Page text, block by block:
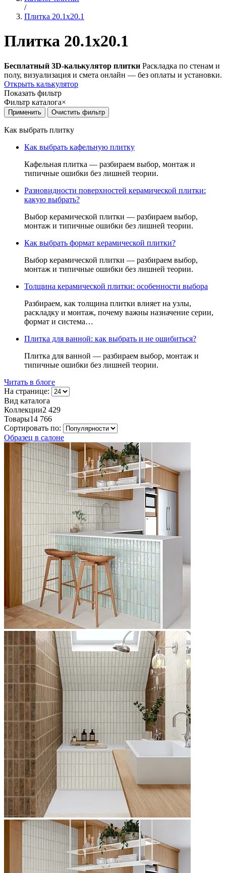
/
Плитка 20.1x20.1
Плитка 20.1x20.1
Бесплатный 3D-калькулятор плитки Раскладка по стенам и
полу, визуализация и смета онлайн — без оплаты и установки.
Открыть калькулятор
Показать фильтр
Фильтр каталога×
Как выбрать плитку
Как выбрать кафельную плитку
Кафельная плитка — разбираем выбор, монтаж и
типичные ошибки без лишней теории.
Разновидности поверхностей керамической плитки:
какую выбрать?
Выбор керамической плитки — разбираем выбор,
монтаж и типичные ошибки без лишней теории.
Как выбрать формат керамической плитки?
Выбор керамической плитки — разбираем выбор,
монтаж и типичные ошибки без лишней теории.
Толщина керамической плитки: особенности выбора
Разбираем, как толщина плитки влияет на узлы,
раскладку и монтаж, почему важны назначение серии,
формат и система…
Плитка для ванной: как выбрать и не ошибиться?
Плитка для ванной — разбираем выбор, монтаж и
типичные ошибки без лишней теории.
Читать в блоге
На странице:
Вид каталога
Коллекции2 429
Товары14 766
Сортировать по:
Образец в салоне